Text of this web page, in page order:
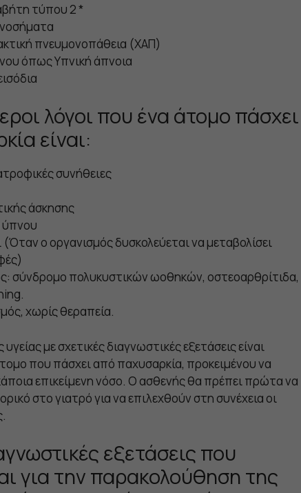
τύπου 2 *
πνευμονοπάθεια (ΧΑΠ)
όπως Υπνική άπνοια
λόγοι που ένα άτομο πάσχει
είναι:
συνήθειες
άσκησης
ύπνου
(Όταν ο οργανισμός δυσκολεύεται να μεταβολίσει
σύνδρομο πολυκυστικών ωοθηκών, οστεοαρθρίτιδα,
χωρίς θεραπεία.
με σχετικές διαγνωστικές εξετάσεις είναι
που πάσχει από παχυσαρκία, προκειμένου να
επικείμενη νόσο. Ο ασθενής θα πρέπει πρώτα να
στο γιατρό για να επιλεχθούν στη συνέχεια οι
εξετάσεις που
για την παρακολούθηση της